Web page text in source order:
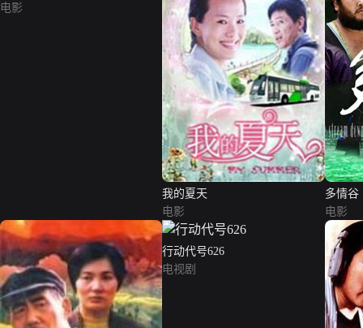
电影
我的夏天
电影
多情谷
电影
行动代号626
电视剧